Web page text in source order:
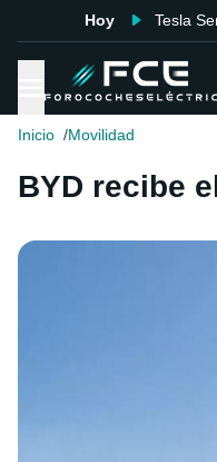
Hoy Tesla
Inicio Movilidad
BYD recibe